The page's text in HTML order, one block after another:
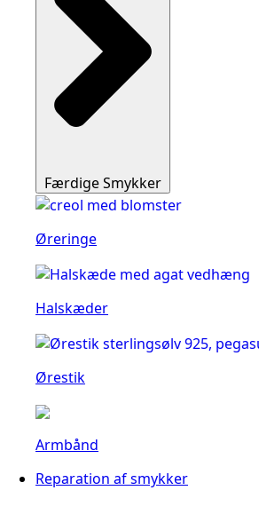
Færdige Smykker
Øreringe
Halskæder
Ørestik
Armbånd
Reparation af smykker